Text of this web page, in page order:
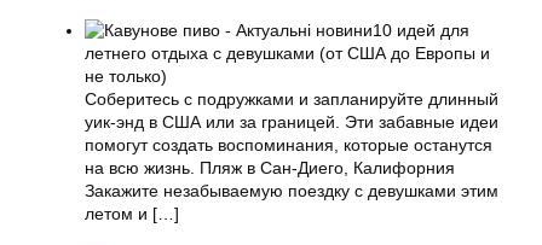
10 идей для
летнего отдыха с девушками (от США до Европы и
не только)
Соберитесь с подружками и запланируйте длинный
уик-энд в США или за границей. Эти забавные идеи
помогут создать воспоминания, которые останутся
на всю жизнь. Пляж в Сан-Диего, Калифорния
Закажите незабываемую поездку с девушками этим
летом и […]